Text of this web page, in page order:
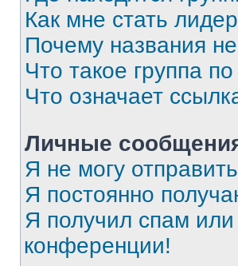
Как мне стать
Почему названия
Что такое группа
Что означает
Личные
Я не могу
Я постоянно
Я получил спам или
конференции!